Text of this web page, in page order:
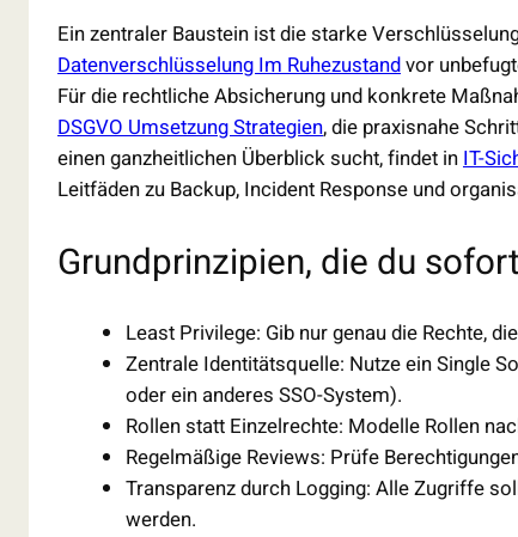
Ein zentraler Baustein ist die starke
Datenverschlüsselung Im Ruhezustandvor
Für die rechtliche Absicherung und konkrete
DSGVO Umsetzung Strategien, die praxisnahe
einen ganzheitlichen Überblick sucht, findet inIT-
Leitfäden zu Backup, Incident Response und
Grundprinzipien, die du
Least Privilege: Gib nur genau die Rechte,
Zentrale Identitätsquelle: Nutze ein Single
oder ein anderes SSO-System).
Rollen statt Einzelrechte: Modelle Rollen
Regelmäßige Reviews: Prüfe
Transparenz durch Logging: Alle Zugriffe
werden.